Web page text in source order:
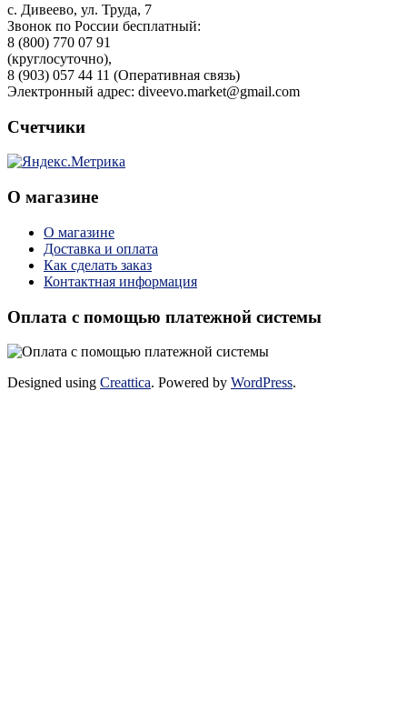
с. Дивеево, ул. Труда, 7
Звонок по России бесплатный:
8 (800) 770 07 91
(круглосуточно),
8 (903) 057 44 11 (Оперативная связь)
Электронный адрес: diveevo.market@gmail.com
Счетчики
О магазине
О магазине
Доставка и оплата
Как сделать заказ
Контактная информация
Оплата с помощью платежной системы
Designed using Creattica. Powered by WordPress.